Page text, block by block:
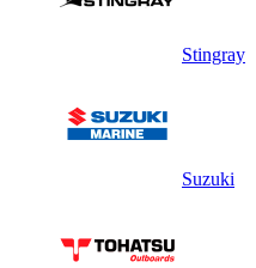
Stingray
Suzuki